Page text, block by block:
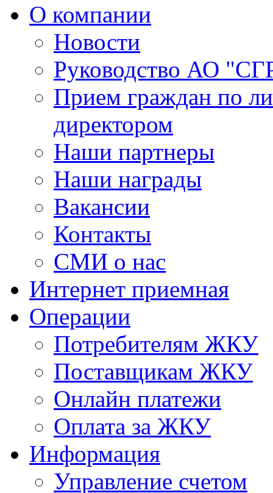
О компании
Новости
Руководство АО
Прием граждан по
директором
Наши партнеры
Наши награды
Вакансии
Контакты
СМИ о нас
Интернет приемная
Операции
Потребителям ЖКУ
Поставщикам ЖКУ
Онлайн платежи
Оплата за ЖКУ
Информация
Управление счетом